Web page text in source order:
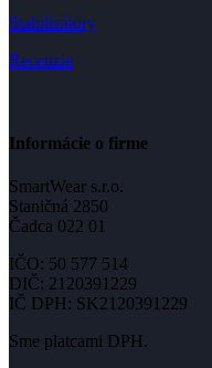
Stabilizátory
Recenzie
Informácie o firme
SmartWear s.r.o.
Staničná 2850
Čadca 022 01
IČO: 50 577 514
DIČ: 2120391229
IČ DPH: SK2120391229
Sme platcami DPH.